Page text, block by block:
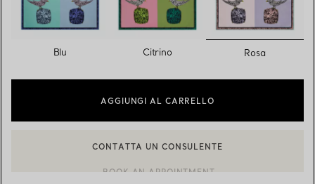
Blu Citrino Rosa
AGGIUNGI AL CARRELLO